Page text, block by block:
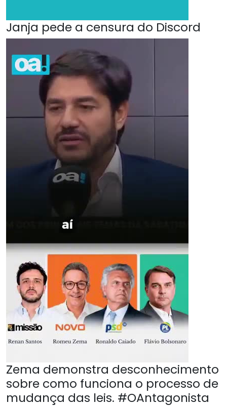
Janja pede a censura do Discord
Zema demonstra desconhecimento
sobre como funciona o processo de
mudança das leis. #OAntagonista